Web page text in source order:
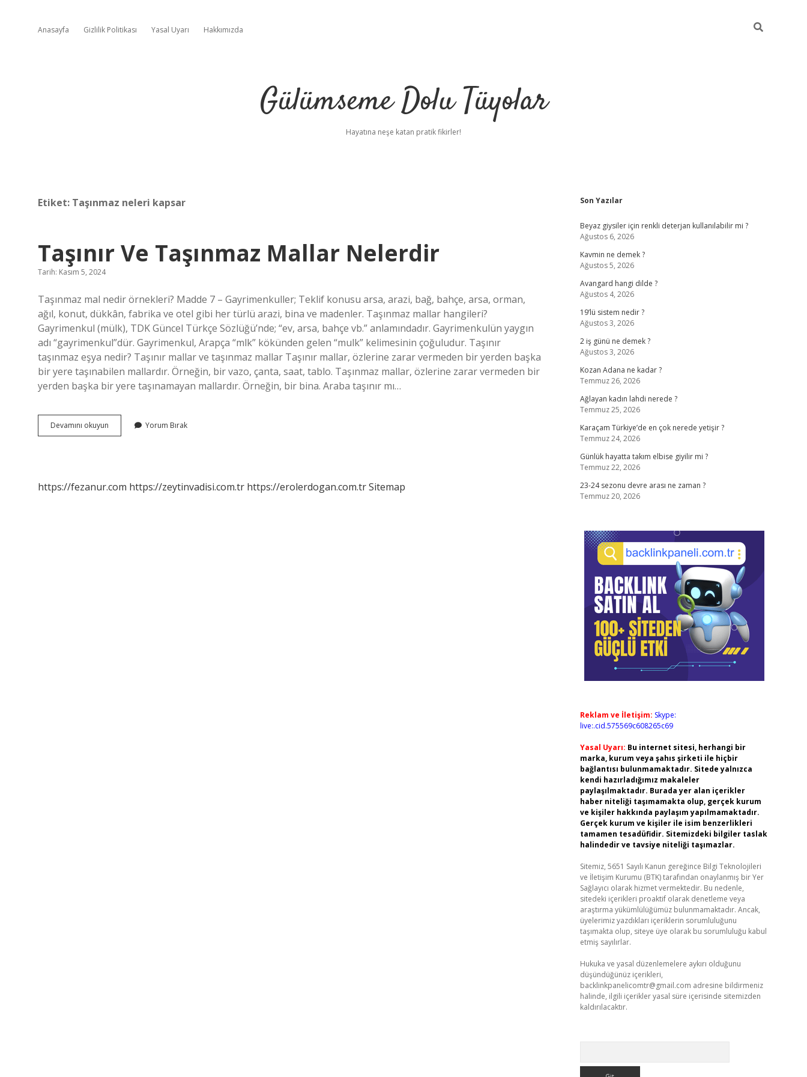
Anasayfa Gizlilik Politikası Yasal Uyarı Hakkımızda
Gülümseme Dolu Tüyolar
Hayatına neşe katan pratik fikirler!
Etiket: Taşınmaz neleri kapsar
Taşınır Ve Taşınmaz Mallar Nelerdir
Tarih: Kasım 5, 2024
Taşınmaz mal nedir örnekleri? Madde 7 – Gayrimenkuller; Teklif konusu arsa, arazi, bağ, bahçe, arsa, orman,
ağıl, konut, dükkân, fabrika ve otel gibi her türlü arazi, bina ve madenler. Taşınmaz mallar hangileri?
Gayrimenkul (mülk), TDK Güncel Türkçe Sözlüğü’nde; “ev, arsa, bahçe vb.” anlamındadır. Gayrimenkulün yaygın
adı “gayrimenkul”dür. Gayrimenkul, Arapça “mlk” kökünden gelen “mulk” kelimesinin çoğuludur. Taşınır
taşınmaz eşya nedir? Taşınır mallar ve taşınmaz mallar Taşınır mallar, özlerine zarar vermeden bir yerden başka
bir yere taşınabilen mallardır. Örneğin, bir vazo, çanta, saat, tablo. Taşınmaz mallar, özlerine zarar vermeden bir
yerden başka bir yere taşınamayan mallardır. Örneğin, bir bina. Araba taşınır mı…
Devamını okuyun
Ve
Yorum Bırak
https://fezanur.com https://zeytinvadisi.com.tr https://erolerdogan.com.trSitemap
Sidebar
Son Yazılar
Beyaz giysiler için renkli deterjan kullanılabilir mi ?
Ağustos 6, 2026
Kavmin ne demek ?
Ağustos 5, 2026
Avangard hangi dilde ?
Ağustos 4, 2026
19’lü sistem nedir ?
Ağustos 3, 2026
2 iş günü ne demek ?
Ağustos 3, 2026
Kozan Adana ne kadar ?
Temmuz 26, 2026
Ağlayan kadın lahdi nerede ?
Temmuz 25, 2026
Karaçam Türkiye’de en çok nerede yetişir ?
Temmuz 24, 2026
Günlük hayatta takım elbise giyilir mi ?
Temmuz 22, 2026
23-24 sezonu devre arası ne zaman ?
Temmuz 20, 2026
Reklam ve İletişim: Skype:
live:.cid.575569c608265c69
Yasal Uyarı: Bu internet sitesi, herhangi bir
marka, kurum veya şahıs şirketi ile hiçbir
bağlantısı bulunmamaktadır. Sitede yalnızca
kendi hazırladığımız makaleler
paylaşılmaktadır. Burada yer alan içerikler
haber niteliği taşımamakta olup, gerçek kurum
ve kişiler hakkında paylaşım yapılmamaktadır.
Gerçek kurum ve kişiler ile isim benzerlikleri
tamamen tesadüfidir. Sitemizdeki bilgiler taslak
halindedir ve tavsiye niteliği taşımazlar.
Sitemiz, 5651 Sayılı Kanun gereğince Bilgi Teknolojileri
ve İletişim Kurumu (BTK) tarafından onaylanmış bir Yer
Sağlayıcı olarak hizmet vermektedir. Bu nedenle,
sitedeki içerikleri proaktif olarak denetleme veya
araştırma yükümlülüğümüz bulunmamaktadır. Ancak,
üyelerimiz yazdıkları içeriklerin sorumluluğunu
taşımakta olup, siteye üye olarak bu sorumluluğu kabul
etmiş sayılırlar.
Hukuka ve yasal düzenlemelere aykırı olduğunu
düşündüğünüz içerikleri,
backlinkpanelicomtr@gmail.com adresine bildirmeniz
halinde, ilgili içerikler yasal süre içerisinde sitemizden
kaldırılacaktır.
ilbet yeni giriş